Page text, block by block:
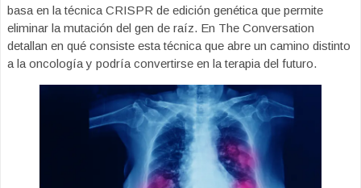
basa en la técnica CRISPR de edición genética que permite
eliminar la mutación del gen de raíz. En The Conversation
detallan en qué consiste esta técnica que abre un camino distinto
a la oncología y podría convertirse en la terapia del futuro.